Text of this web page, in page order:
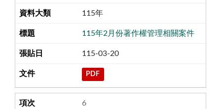
115年
115年2月份著作權管理相關案件
115-03-20
PDF
6